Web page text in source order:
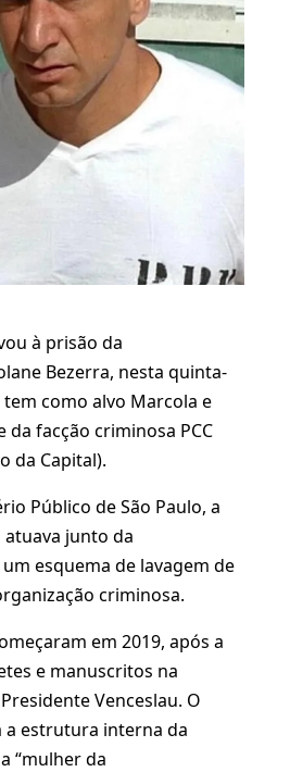
à prisão da
Bezerra, nesta quinta-
como alvo Marcola e
facção criminosa PCC
da Capital).
Público de São Paulo, a
junto da
esquema de lavagem de
criminosa.
em 2019, após a
e manuscritos na
Venceslau. O
a estrutura interna da
“mulher da